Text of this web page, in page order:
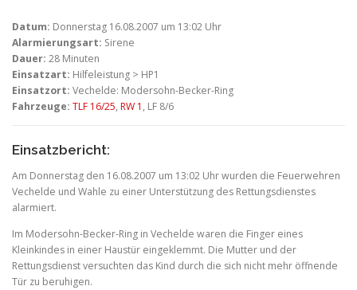
Datum: Donnerstag 16.08.2007 um 13:02 Uhr
Alarmierungsart: Sirene
Dauer: 28 Minuten
Einsatzart: Hilfeleistung > HP1
Einsatzort: Vechelde: Modersohn-Becker-Ring
Fahrzeuge: TLF 16/25, RW 1 , LF 8/6
Einsatzbericht:
Am Donnerstag den 16.08.2007 um 13:02 Uhr wurden die Feuerwehren
Vechelde und Wahle zu einer Unterstützung des Rettungsdienstes
alarmiert.
Im Modersohn-Becker-Ring in Vechelde waren die Finger eines
Kleinkindes in einer Haustür eingeklemmt. Die Mutter und der
Rettungsdienst versuchten das Kind durch die sich nicht mehr öffnende
Tür zu beruhigen.